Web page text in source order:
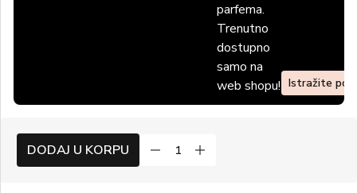
parfema.
Trenutno
dostupno
samo na
web shopu! Istražite
DODAJ U KORPU